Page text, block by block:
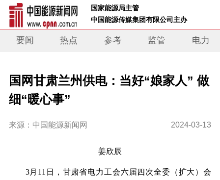
国家能源局主管
中国能源传媒集团有限公司主办
要闻 热点 参考 监管 电力
国网甘肃兰州供电：当好“娘家人” 做
细“暖心事”
来源：中国能源新闻网 2024-03-13
姜欣辰
3月11日，甘肃省电力工会六届四次全委（扩大）会